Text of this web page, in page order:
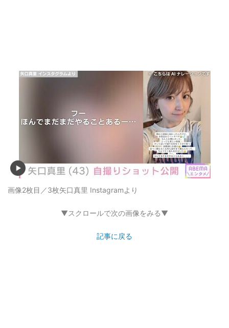
画像2枚目／3枚矢口真里 Instagramより
▼スクロールで次の画像をみる▼
記事に戻る